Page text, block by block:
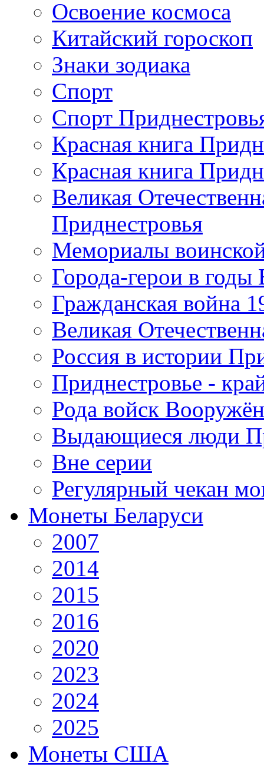
Освоение космоса
Китайский гороскоп
Знаки зодиака
Спорт
Спорт
Красная книга
Красная книга
Великая
Приднестровья
Мемориалы
Города-герои в
Гражданская война
Великая
Россия в истории
Приднестровье -
Рода войск
Выдающиеся люди
Вне серии
Регулярный чекан
Монеты Беларуси
2007
2014
2015
2016
2020
2023
2024
2025
Монеты США